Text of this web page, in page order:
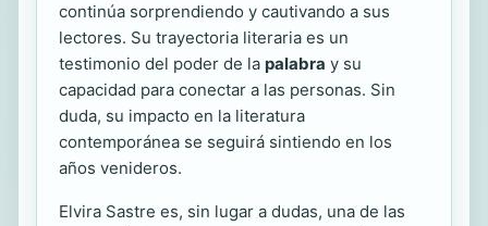
continúa sorprendiendo y cautivando a sus
lectores. Su trayectoria literaria es un
testimonio del poder de la palabra y su
capacidad para conectar a las personas. Sin
duda, su impacto en la literatura
contemporánea se seguirá sintiendo en los
años venideros.
Elvira Sastre es, sin lugar a dudas, una de las